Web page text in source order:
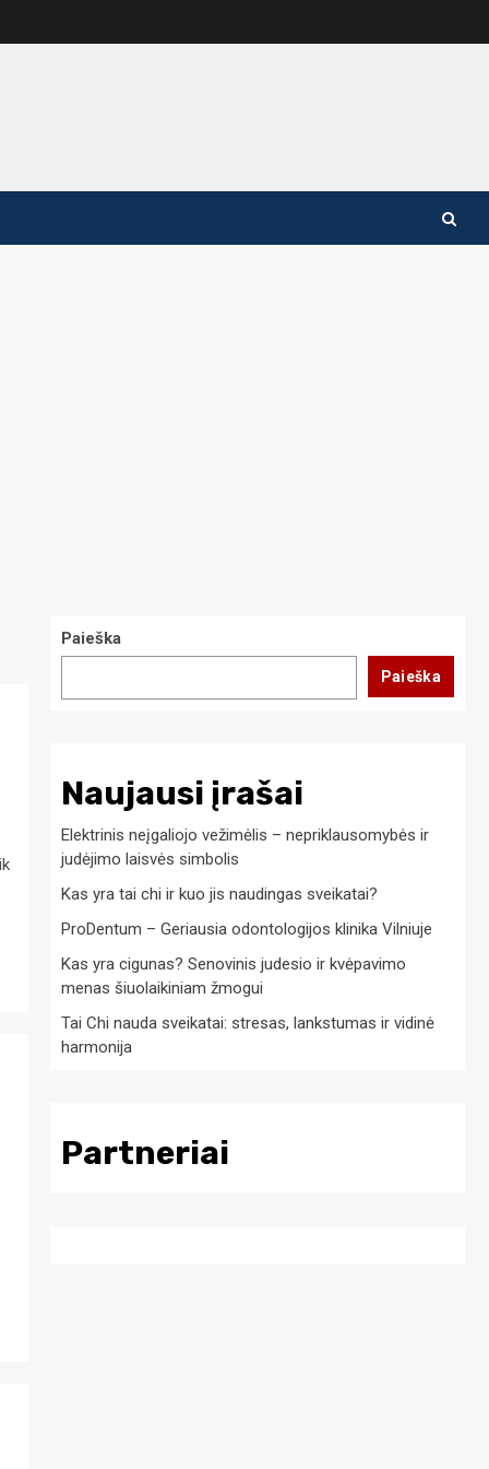
Paieška
Paieška
Naujausi įrašai
Elektrinis neįgaliojo vežimėlis – nepriklausomybės ir
judėjimo laisvės simbolis
Kas yra tai chi ir kuo jis naudingas sveikatai?
ProDentum – Geriausia odontologijos klinika Vilniuje
Kas yra cigunas? Senovinis judesio ir kvėpavimo
menas šiuolaikiniam žmogui
Tai Chi nauda sveikatai: stresas, lankstumas ir vidinė
harmonija
Partneriai